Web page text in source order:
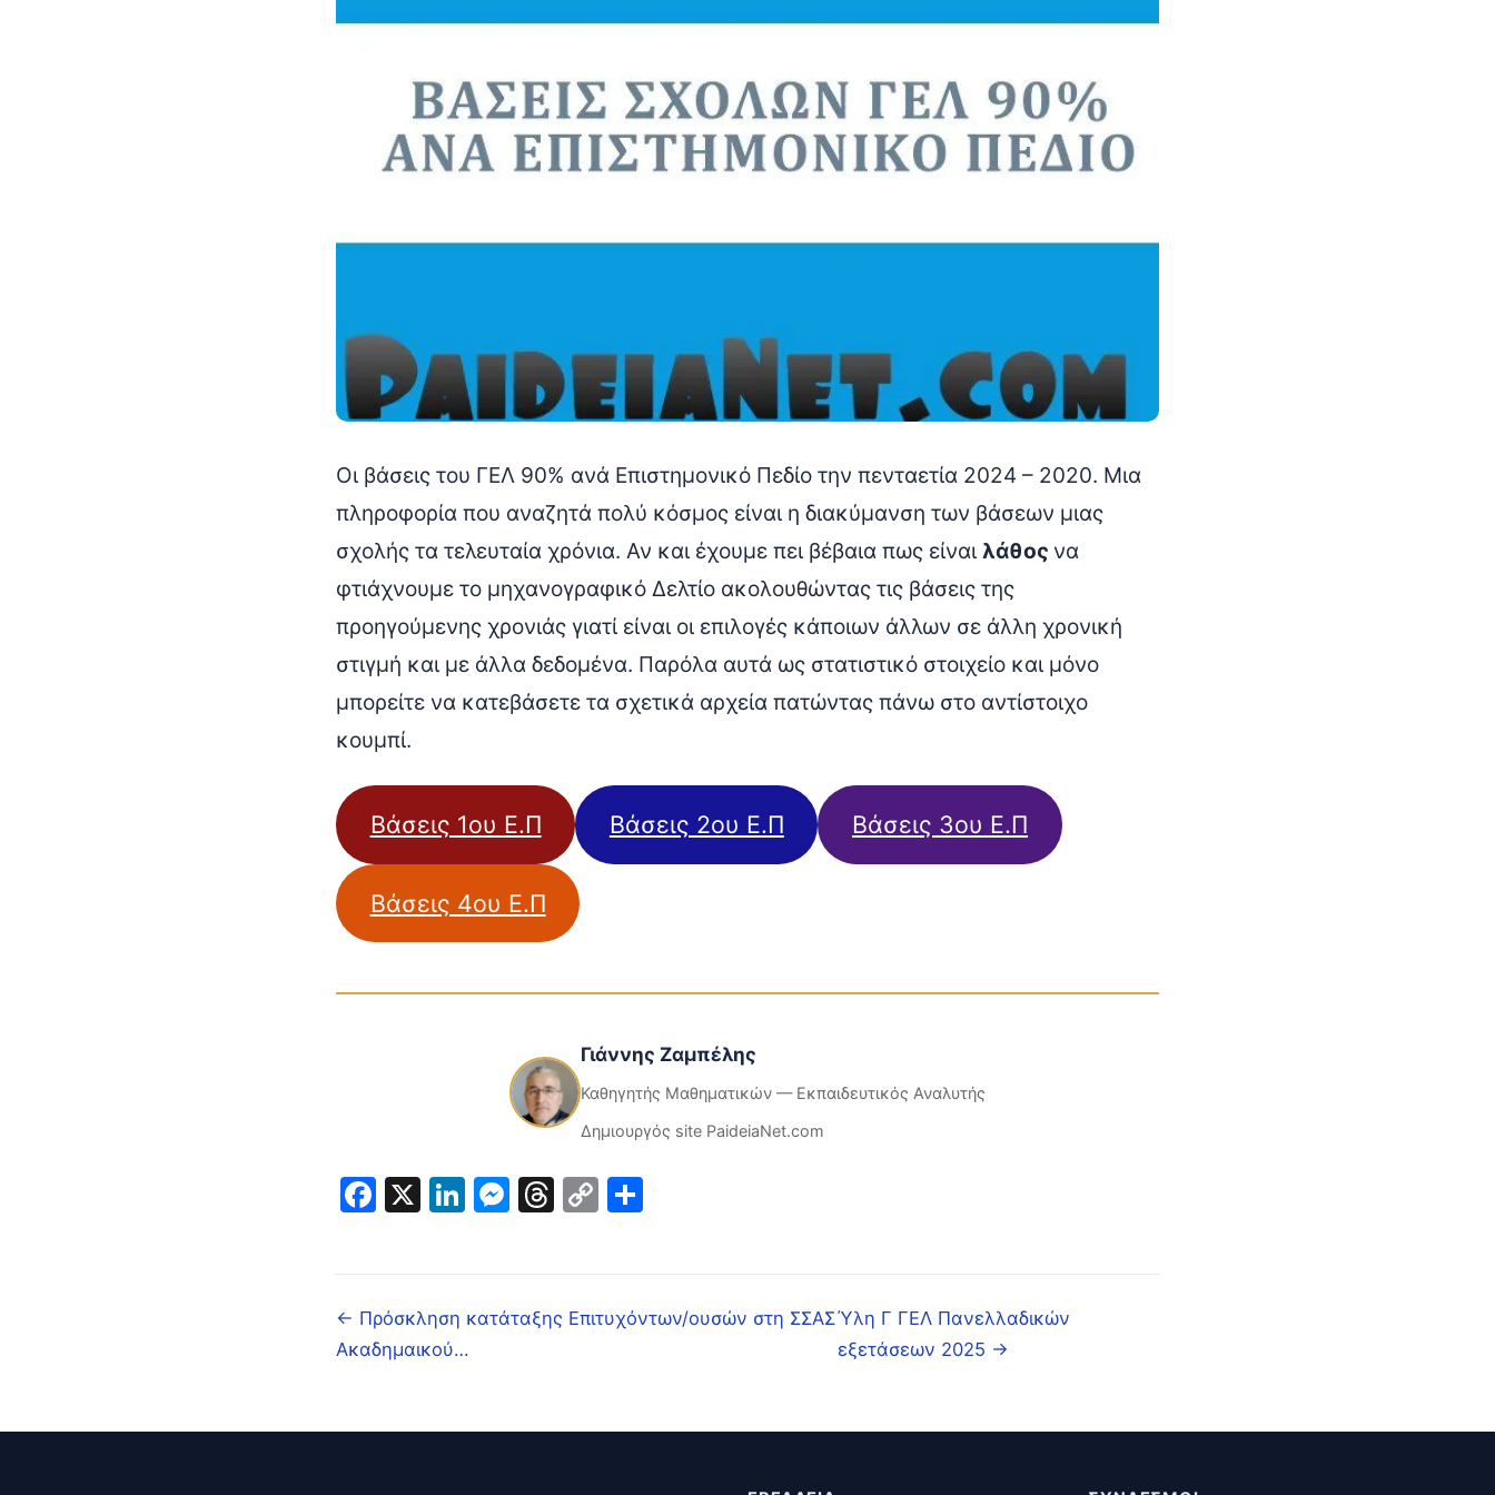
Οι βάσεις του ΓΕΛ 90% ανά Επιστημονικό Πεδίο την πενταετία 2024 – 2020. Μια
πληροφορία που αναζητά πολύ κόσμος είναι η διακύμανση των βάσεων μιας
σχολής τα τελευταία χρόνια. Αν και έχουμε πει βέβαια πως είναι λάθος να
φτιάχνουμε το μηχανογραφικό Δελτίο ακολουθώντας τις βάσεις της
προηγούμενης χρονιάς γιατί είναι οι επιλογές κάποιων άλλων σε άλλη χρονική
στιγμή και με άλλα δεδομένα. Παρόλα αυτά ως στατιστικό στοιχείο και μόνο
μπορείτε να κατεβάσετε τα σχετικά αρχεία πατώντας πάνω στο αντίστοιχο
κουμπί.
Βάσεις 1ου Ε.Π Βάσεις 2ου Ε.Π Βάσεις 3ου Ε.Π
Βάσεις 4ου Ε.Π
Γιάννης Ζαμπέλης
Καθηγητής Μαθηματικών — Εκπαιδευτικός Αναλυτής
Δημιουργός site PaideiaNet.com
Facebook
X LinkedIn
Messenger
Threads
Copy
← Πρόσκληση κατάταξης Επιτυχόντων/ουσών στη ΣΣΑΣ
Ακαδημαικού…
Ύλη Γ ΓΕΛ Πανελλαδικών
εξετάσεων 2025 →